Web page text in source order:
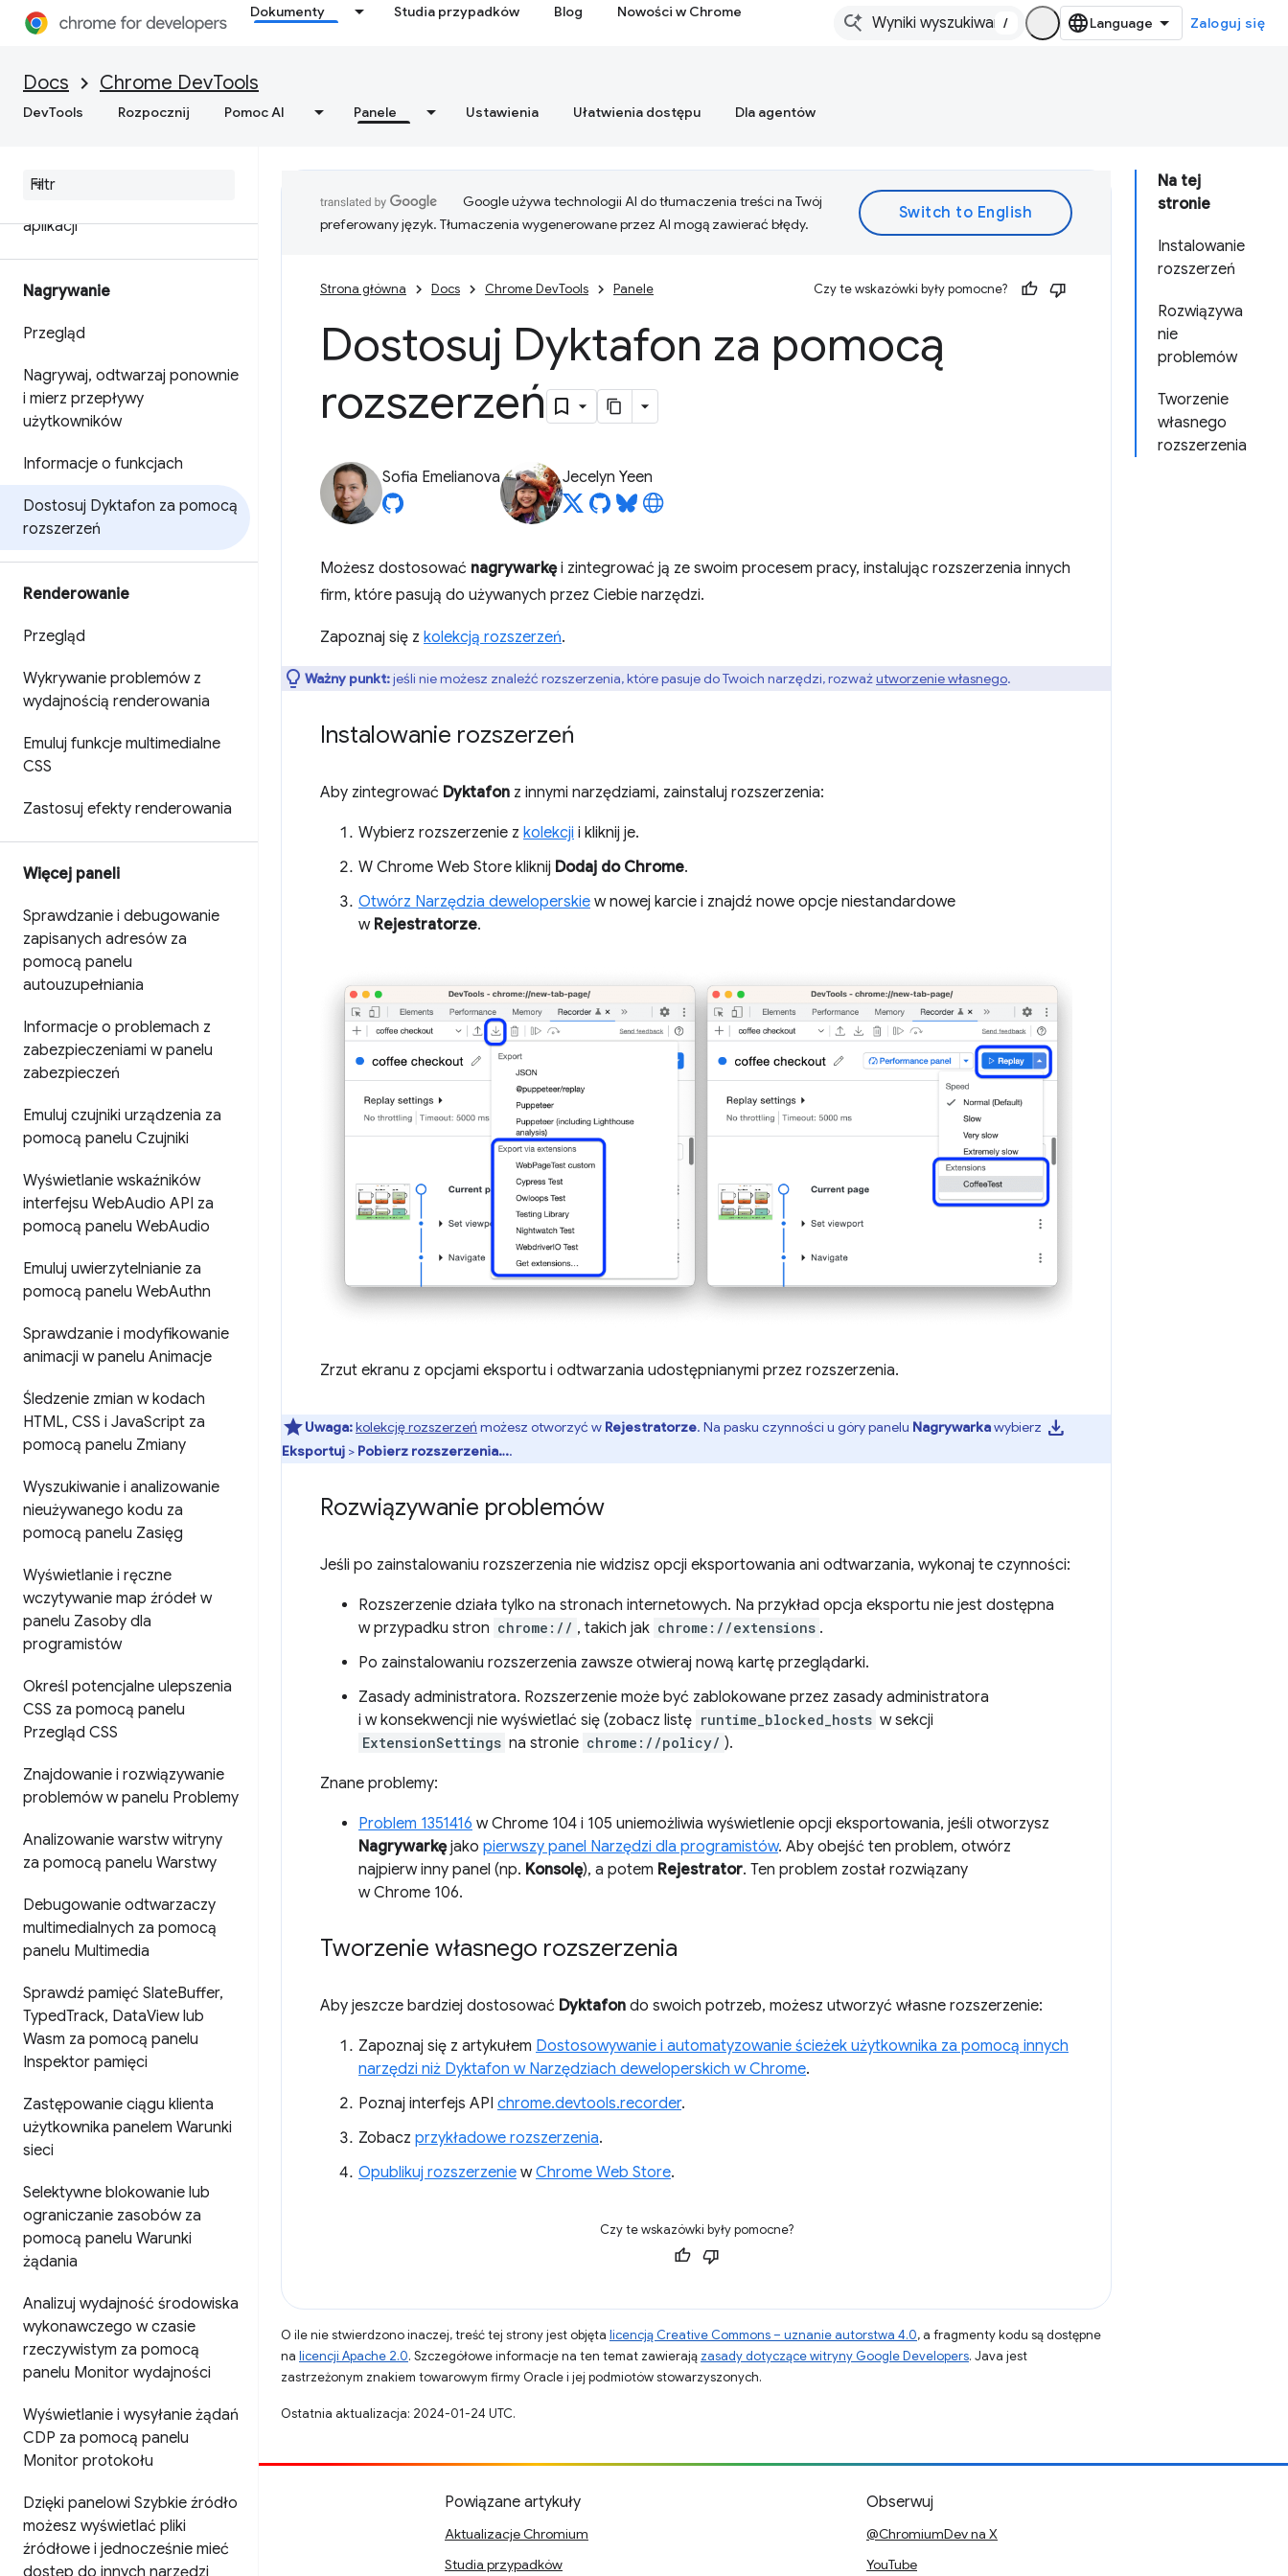
Dokumenty Studia przypadków Blog Nowości w Chrome
/ Zaloguj się
Docs Chrome DevTools
DevTools Rozpocznij Pomoc AI Panele Ustawienia Ułatwienia dostępu Dla agentów
Debugowanie narzędzi
Debugowanie usług w tle
Wyświetlanie danych
aplikacji
Nagrywanie
Przegląd
Nagrywaj, odtwarzaj ponownie
i mierz przepływy
użytkowników
Informacje o funkcjach
Dostosuj Dyktafon za pomocą
rozszerzeń
Renderowanie
Przegląd
Wykrywanie problemów z
wydajnością renderowania
Emuluj funkcje multimedialne
CSS
Zastosuj efekty renderowania
Więcej paneli
Sprawdzanie i debugowanie
zapisanych adresów za
pomocą panelu
autouzupełniania
Informacje o problemach z
zabezpieczeniami w panelu
zabezpieczeń
Emuluj czujniki urządzenia za
pomocą panelu Czujniki
Wyświetlanie wskaźników
interfejsu WebAudio API za
pomocą panelu WebAudio
Emuluj uwierzytelnianie za
pomocą panelu WebAuthn
Sprawdzanie i modyfikowanie
animacji w panelu Animacje
Śledzenie zmian w kodach
HTML, CSS i JavaScript za
pomocą panelu Zmiany
Wyszukiwanie i analizowanie
nieużywanego kodu za
pomocą panelu Zasięg
Wyświetlanie i ręczne
wczytywanie map źródeł w
panelu Zasoby dla
programistów
Określ potencjalne ulepszenia
CSS za pomocą panelu
Przegląd CSS
Znajdowanie i rozwiązywanie
problemów w panelu Problemy
Analizowanie warstw witryny
za pomocą panelu Warstwy
Debugowanie odtwarzaczy
multimedialnych za pomocą
panelu Multimedia
Sprawdź pamięć SlateBuffer,
TypedTrack, DataView lub
Wasm za pomocą panelu
Inspektor pamięci
Zastępowanie ciągu klienta
użytkownika panelem Warunki
sieci
Selektywne blokowanie lub
ograniczanie zasobów za
pomocą panelu Warunki
żądania
Analizuj wydajność środowiska
wykonawczego w czasie
rzeczywistym za pomocą
panelu Monitor wydajności
Wyświetlanie i wysyłanie żądań
CDP za pomocą panelu
Monitor protokołu
Dzięki panelowi Szybkie źródło
możesz wyświetlać pliki
źródłowe i jednocześnie mieć
dostęp do innych narzędzi
Na tej
stronie
Instalowanie
rozszerzeń
Rozwiązywa
nie
problemów
Tworzenie
własnego
rozszerzenia
Google używa technologii AI do tłumaczenia treści na Twój
preferowany język. Tłumaczenia wygenerowane przez AI mogą zawierać błędy.
Strona główna Docs Chrome DevTools Panele Czy te wskazówki były pomocne?
Dostosuj Dyktafon za pomocą
rozszerzeń
Sofia Emelianova Jecelyn Yeen
Możesz dostosować nagrywarkęi zintegrować ją ze swoim procesem pracy, instalując rozszerzenia innych
firm, które pasują do używanych przez Ciebie narzędzi.
Zapoznaj się z kolekcją rozszerzeń.
Ważny punkt:jeśli nie możesz znaleźć rozszerzenia, które pasuje do Twoich narzędzi, rozważutworzenie własnego.
Instalowanie rozszerzeń
Aby zintegrować Dyktafon z innymi narzędziami, zainstaluj rozszerzenia:
Wybierz rozszerzenie z kolekcji i kliknij je.
W Chrome Web Store kliknij Dodaj do Chrome.
Otwórz Narzędzia deweloperskie w nowej karcie i znajdź nowe opcje niestandardowe
w Rejestratorze.
Zrzut ekranu z opcjami eksportu i odtwarzania udostępnianymi przez rozszerzenia.
Uwaga:kolekcję rozszerzeń możesz otworzyć w Rejestratorze. Na pasku czynności u góry panelu Nagrywarkawybierz download
Eksportuj > Pobierz rozszerzenia….
Rozwiązywanie problemów
Jeśli po zainstalowaniu rozszerzenia nie widzisz opcji eksportowania ani odtwarzania, wykonaj te czynności:
Rozszerzenie działa tylko na stronach internetowych. Na przykład opcja eksportu nie jest dostępna
w przypadku stron chrome:// , takich jak chrome://extensions .
Po zainstalowaniu rozszerzenia zawsze otwieraj nową kartę przeglądarki.
Zasady administratora. Rozszerzenie może być zablokowane przez zasady administratora
i w konsekwencji nie wyświetlać się (zobacz listę runtime_blocked_hosts w sekcji
ExtensionSettings na stronie chrome://policy/ ).
Znane problemy:
Problem 1351416 w Chrome 104 i 105 uniemożliwia wyświetlenie opcji eksportowania, jeśli otworzysz
Nagrywarkęjako pierwszy panel Narzędzi dla programistów. Aby obejść ten problem, otwórz
najpierw inny panel (np. Konsolę), a potem Rejestrator. Ten problem został rozwiązany
w Chrome 106.
Tworzenie własnego rozszerzenia
Aby jeszcze bardziej dostosować Dyktafon do swoich potrzeb, możesz utworzyć własne rozszerzenie:
Zapoznaj się z artykułem Dostosowywanie i automatyzowanie ścieżek użytkownika za pomocą innych
narzędzi niż Dyktafon w Narzędziach deweloperskich w Chrome.
Poznaj interfejs API chrome.devtools.recorder.
Zobacz przykładowe rozszerzenia.
Opublikuj rozszerzenie wChrome Web Store.
Czy te wskazówki były pomocne?
O ile nie stwierdzono inaczej, treść tej strony jest objęta licencją Creative Commons – uznanie autorstwa 4.0, a fragmenty kodu są dostępne
na licencji Apache 2.0. Szczegółowe informacje na ten temat zawierają zasady dotyczące witryny Google Developers. Java jest
zastrzeżonym znakiem towarowym firmy Oracle i jej podmiotów stowarzyszonych.
Ostatnia aktualizacja: 2024-01-24 UTC.
Opublikuj coś
Zgłoś błąd
Zobacz nierozwiązane problemy
Powiązane artykuły
Aktualizacje Chromium
Studia przypadków
Obserwuj
@ChromiumDev na X
YouTube